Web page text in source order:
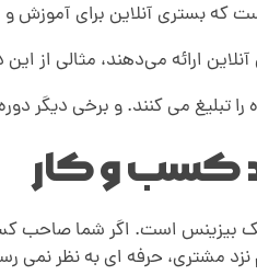
بستری آنلاین برای آموزش و
ارائه می‌دهند، مثالی از
تبلیغ می کنند. و برخی دیگر
است. اگر شما صاحب
مشتری، حرفه ای به نظر نمی